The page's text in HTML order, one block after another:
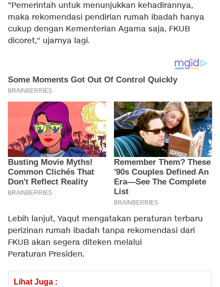
"Pemerintah untuk menunjukkan kehadirannya,
maka rekomendasi pendirian rumah ibadah hanya
cukup dengan Kementerian Agama saja, FKUB
dicoret," ujarnya lagi.
Lebih lanjut, Yaqut mengatakan peraturan terbaru
perizinan rumah ibadah tanpa rekomendasi dari
FKUB akan segera diteken melalui
Peraturan Presiden.
Lihat Juga :